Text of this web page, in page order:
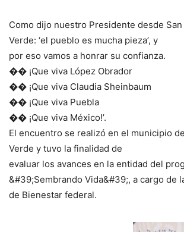
Como dijo nuestro Presidente desde
Verde: ‘el pueblo es mucha pieza’, y
por eso vamos a honrar su confianza.
�� ¡Que viva López Obrador
�� ¡Que viva Claudia Sheinbaum
�� ¡Que viva Puebla
�� ¡Que viva México!’.
El encuentro se realizó en el municipio
Verde y tuvo la finalidad de
evaluar los avances en la entidad del
&#39;Sembrando Vida&#39;, a cargo de
de Bienestar federal.